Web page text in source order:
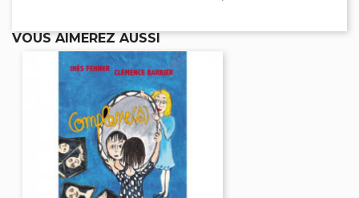
VOUS AIMEREZ AUSSI